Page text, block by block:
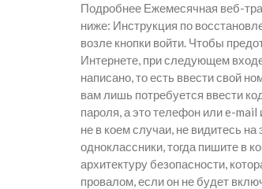
Подробнее Ежемесячная веб-
ниже: Инструкция по
возле кнопки войти. Чтобы
Интернете, при следующем
написано, то есть ввести свой
вам лишь потребуется ввести
пароля, а это телефон или e-
не в коем случаи, не видитесь
одноклассники, тогда пишите в
архитектуру безопасности,
провалом, если он не будет